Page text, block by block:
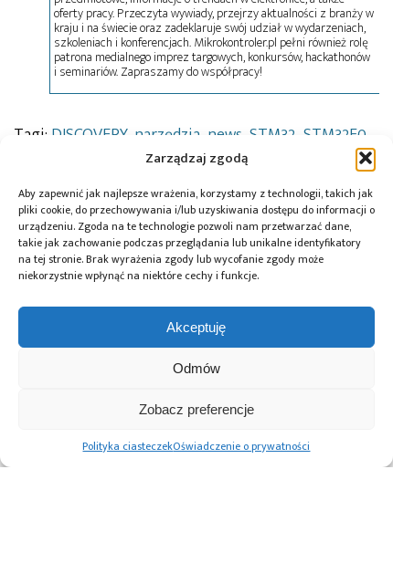
Zarządzaj zgodą
Aby zapewnić jak najlepsze wrażenia, korzystamy z technologii, takich jak
pliki cookie, do przechowywania i/lub uzyskiwania dostępu do informacji o
urządzeniu. Zgoda na te technologie pozwoli nam przetwarzać dane,
takie jak zachowanie podczas przeglądania lub unikalne identyfikatory
na tej stronie. Brak wyrażenia zgody lub wycofanie zgody może
niekorzystnie wpłynąć na niektóre cechy i funkcje.
Akceptuję
Odmów
Zobacz preferencje
Polityka ciasteczekOświadczenie o prywatności
oferty pracy. Przeczyta wywiady, przejrzy aktualności z branży w
kraju i na świecie oraz zadeklaruje swój udział w wydarzeniach,
szkoleniach i konferencjach. Mikrokontroler.pl pełni również rolę
patrona medialnego imprez targowych, konkursów, hackathonów
i seminariów. Zapraszamy do współpracy!
Tagi: DISCOVERY, narzędzia news STM32 STM32F0
zestaw uruchomieniowy
Przeczytaj również:
Polska bez
ekosystemie
półprzewodników?
DigiKey i Shawn
Hymel: webinaria
z wykorzystaniem
robotów Balance
Bots
AI Act: Nowy
oznaczania treści
generowanych
przez AI